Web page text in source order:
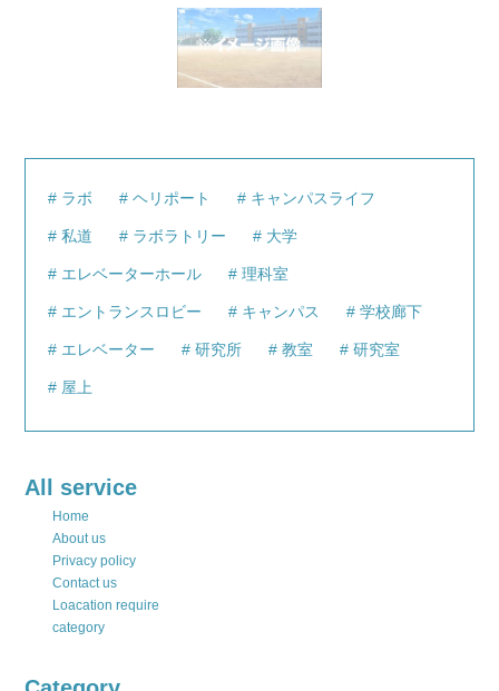
ラボ ヘリポート キャンパスライフ
私道 ラボラトリー 大学
エレベーターホール 理科室
エントランスロビー キャンパス 学校廊下
エレベーター 研究所 教室 研究室
屋上
All service
Home
About us
Privacy policy
Contact us
Loacation require
category